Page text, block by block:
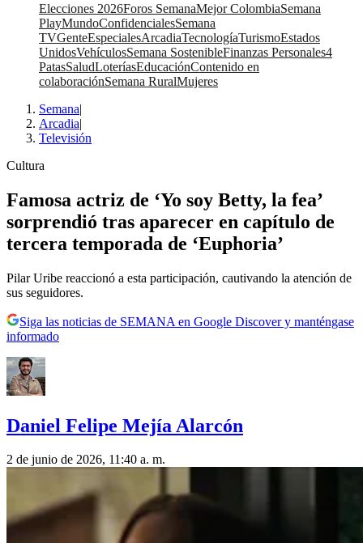
Elecciones 2026Foros SemanaMejor ColombiaSemana
PlayMundoConfidencialesSemana
TVGenteEspecialesArcadiaTecnologíaTurismoEstados
UnidosVehículosSemana SostenibleFinanzas Personales4
PatasSaludLoteríasEducaciónContenido en
colaboraciónSemana RuralMujeres
Semana|
Arcadia|
Televisión
Cultura
Famosa actriz de ‘Yo soy Betty, la fea’
sorprendió tras aparecer en capítulo de
tercera temporada de ‘Euphoria’
Pilar Uribe reaccionó a esta participación, cautivando la atención de
sus seguidores.
Siga las noticias de SEMANA en Google Discover y manténgase
informado
Daniel Felipe Mejía Alarcón
2 de junio de 2026, 11:40 a. m.